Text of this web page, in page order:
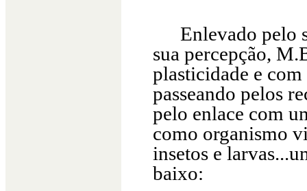
Enlevado pelo
sua percepção,
plasticidade e
passeando pelos
pelo enlace com
como organismo
insetos e
baixo: